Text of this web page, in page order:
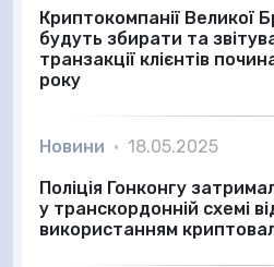
Криптокомпанії Великої
будуть збирати та
транзакції клієнтів
року
Новини • 18.05.2025
Поліція Гонконгу
у транскордонній схемі
використанням